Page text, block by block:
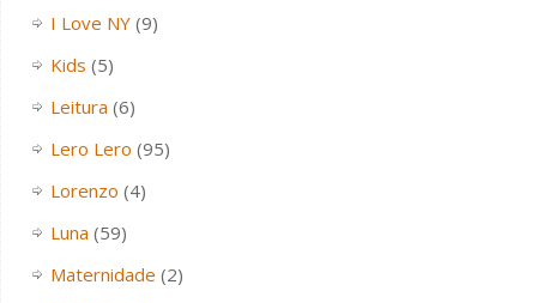
I Love NY(9)
Kids (5)
Leitura (6)
Lero Lero (95)
Lorenzo (4)
Luna (59)
Maternidade (2)